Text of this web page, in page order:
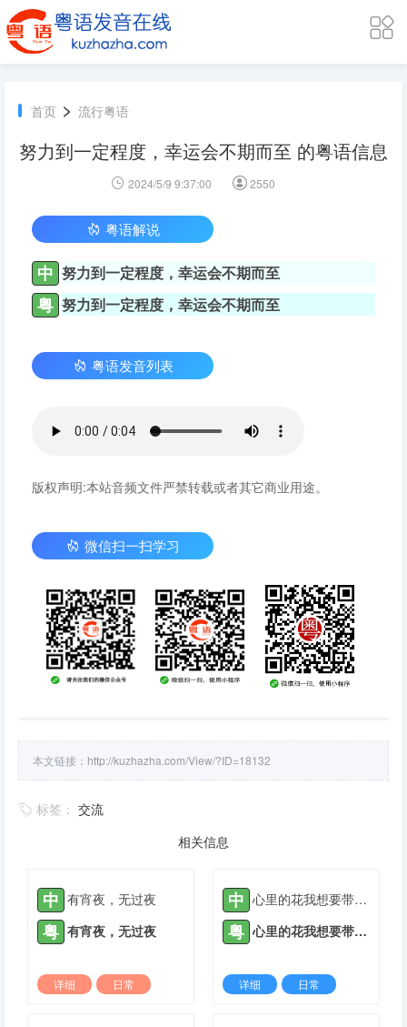
首页 > 流行粤语
努力到一定程度，幸运会不期而至 的粤语信息
2024/5/9 9:37:00 2550
粤语解说
中 努力到一定程度，幸运会不期而至
粤 努力到一定程度，幸运会不期而至
粤语发音列表
版权声明:本站音频文件严禁转载或者其它商业用途。
微信扫一扫学习
本文链接： http://kuzhazha.com/View/?ID=18132
标签： 交流
相关信息
中 有宵夜，无过夜
粤 有宵夜，无过夜
详细
日常
中 心里的花我想要带你回家
粤 心里的花我想要带你回家
详细
日常